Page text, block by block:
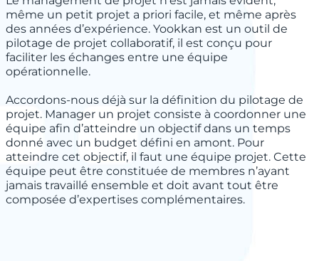
même un petit projet a priori facile, et même après
des années d’expérience. Yookkan est un outil de
pilotage de projet collaboratif, il est conçu pour
faciliter les échanges entre une équipe
opérationnelle.
Accordons-nous déjà sur la définition du pilotage de
projet. Manager un projet consiste à coordonner une
équipe afin d’atteindre un objectif dans un temps
donné avec un budget défini en amont. Pour
atteindre cet objectif, il faut une équipe projet. Cette
équipe peut être constituée de membres n’ayant
jamais travaillé ensemble et doit avant tout être
composée d’expertises complémentaires.